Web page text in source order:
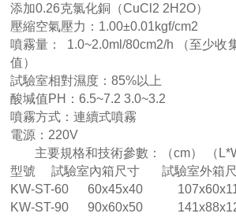
添加0.26克氯化銅（CuCl2 2H2O）
壓縮空氣壓力：1.00±0.01kgf/cm2
噴霧量： 1.0~2.0ml/80cm2/h （至少收
值）
試驗室相對濕度：85%以上
酸堿值PH：6.5~7.2 3.0~3.2
噴霧方式：連續式噴霧
電源：220V
主要規格和技術參數：（cm） （
型號 試驗室內箱尺寸 試驗室外箱
KW-ST-60 60x45x40
KW-ST-90 90x60x50